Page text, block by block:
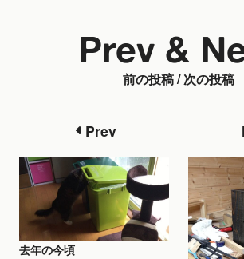
前の投稿 / 次の投稿
Prev &
Prev
去年の今頃